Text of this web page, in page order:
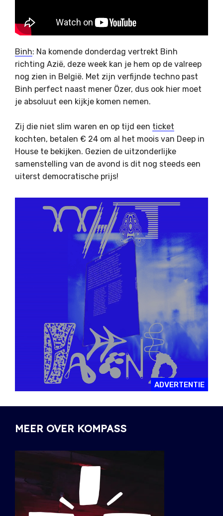
ADVERTENTIE
Binh: Na komende donderdag vertrekt Binh
richting Azië, deze week kan je hem op de valreep
nog zien in België. Met zijn verfijnde techno past
Binh perfect naast mener Özer, dus ook hier moet
je absoluut een kijkje komen nemen.
Zij die niet slim waren en op tijd een ticket
kochten, betalen € 24 om al het moois van Deep in
House te bekijken. Gezien de uitzonderlijke
samenstelling van de avond is dit nog steeds een
uiterst democratische prijs!
MEER OVER KOMPASS